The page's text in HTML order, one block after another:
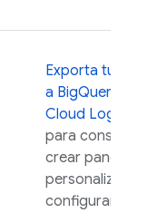
Exporta tus
a BigQuery
Cloud Logging
para
crear paneles
configurar